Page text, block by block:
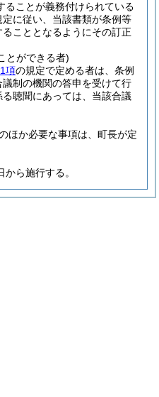
ることが義務付けられている
に従い、当該書類が条例等
こととなるようにその訂正
とができる者)
項の規定で定める者は、条例
制の機関の答申を受けて行
聴聞にあっては、当該合議
ほか必要な事項は、町長が定
ら施行する。